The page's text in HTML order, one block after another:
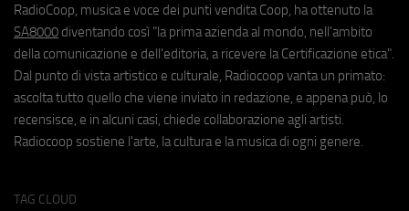
RadioCoop, musica e voce dei punti vendita Coop, ha ottenuto la
SA8000 diventando così "la prima azienda al mondo, nell'ambito
della comunicazione e dell'editoria, a ricevere la Certificazione etica".
Dal punto di vista artistico e culturale, Radiocoop vanta un primato:
ascolta tutto quello che viene inviato in redazione, e appena può, lo
recensisce, e in alcuni casi, chiede collaborazione agli artisti.
Radiocoop sostiene l'arte, la cultura e la musica di ogni genere.
TAG CLOUD